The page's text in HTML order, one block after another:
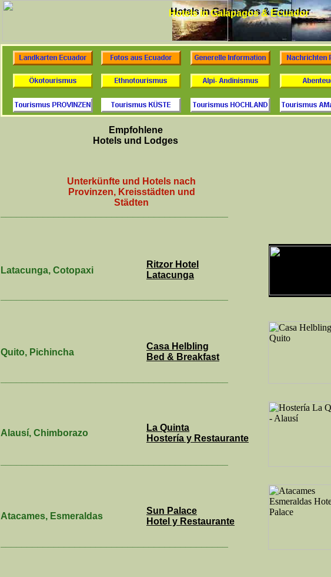
Alausí, Chimborazo
La Quinta
Hostería y Restaurante
Unterkünfte und Hotels nach
Provinzen, Kreisstädten und
Städten
Empfohlene
Hotels und Lodges
Hotels in Galapagos & Ecuador
Hotels in Galapagos & Ecuador
Quito, Pichincha
Casa Helbling
Bed & Breakfast
Atacames, Esmeraldas
Sun Palace
Hotel y Restaurante
Latacunga, Cotopaxi
Ritzor Hotel
Latacunga